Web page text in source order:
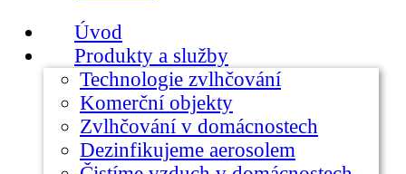
Úvod
Produkty a služby
Technologie zvlhčování
Komerční objekty
Zvlhčování v domácnostech
Dezinfikujeme aerosolem